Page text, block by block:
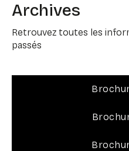
Archives
Retrouvez toutes les
passés